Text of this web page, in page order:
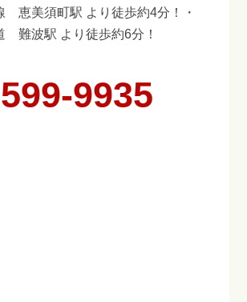
恵美須町駅 より徒歩約4分！・
難波駅 より徒歩約6分！
9935